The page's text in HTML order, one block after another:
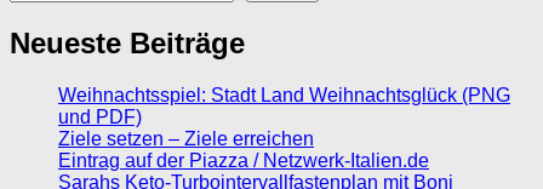
Neueste Beiträge
Weihnachtsspiel: Stadt Land Weihnachtsglück (PNG
und PDF)
Ziele setzen – Ziele erreichen
Eintrag auf der Piazza / Netzwerk-Italien.de
Sarahs Keto-Turbointervallfastenplan mit Boni